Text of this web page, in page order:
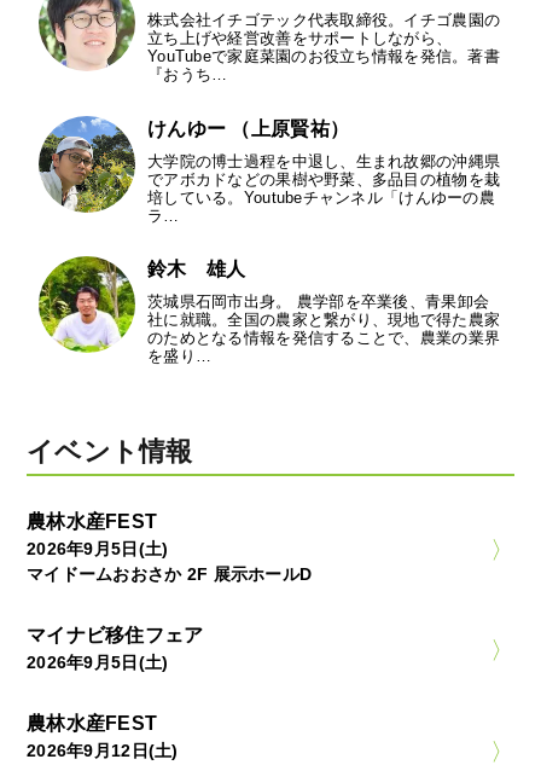
株式会社イチゴテック代表取締役。イチゴ農園の
立ち上げや経営改善をサポートしながら、
YouTubeで家庭菜園のお役立ち情報を発信。著書
『おうち…
けんゆー （上原賢祐）
大学院の博士過程を中退し、生まれ故郷の沖縄県
でアボカドなどの果樹や野菜、多品目の植物を栽
培している。Youtubeチャンネル「けんゆーの農
ラ…
鈴木 雄人
茨城県石岡市出身。 農学部を卒業後、青果卸会
社に就職。全国の農家と繋がり、現地で得た農家
のためとなる情報を発信することで、農業の業界
を盛り…
イベント情報
農林水産FEST
2026年9月5日(土)
マイドームおおさか 2F 展示ホールD
マイナビ移住フェア
2026年9月5日(土)
農林水産FEST
2026年9月12日(土)